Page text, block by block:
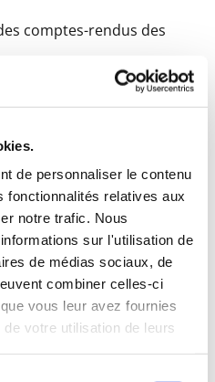
de personnaliser le contenu
fonctionnalités relatives aux
notre trafic. Nous
sur l'utilisation de
de médias sociaux, de
combiner celles-ci
vous leur avez fournies
votre utilisation de leurs
comptes-rendus des
du 30/06/2025 approuvé
du 06/05/2025 approuvé
2025
26/03/2025 approuvé
2025
du 24/02/2025 approuvé
2025